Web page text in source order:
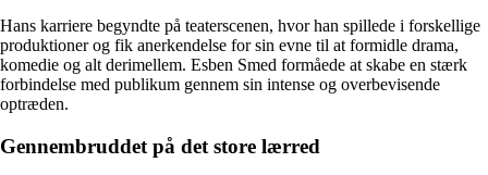
Hans karriere begyndte på teaterscenen, hvor han spillede i forskellige
produktioner og fik anerkendelse for sin evne til at formidle drama,
komedie og alt derimellem. Esben Smed formåede at skabe en stærk
forbindelse med publikum gennem sin intense og overbevisende
optræden.
Gennembruddet på det store lærred